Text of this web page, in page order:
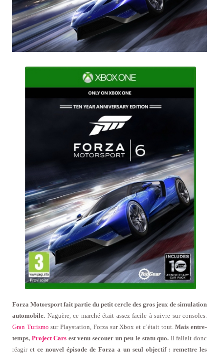
Forza Motorsport fait partie du petit cercle des gros jeux de simulation
automobile. Naguère, ce marché était assez facile à suivre sur consoles.
Gran Turismo sur Playstation, Forza sur Xbox et c’était tout.Mais entre-
temps, Project Cars est venu secouer un peu le statu quo. Il fallait donc
réagir et ce nouvel épisode de Forza a un seul objectif : remettre les